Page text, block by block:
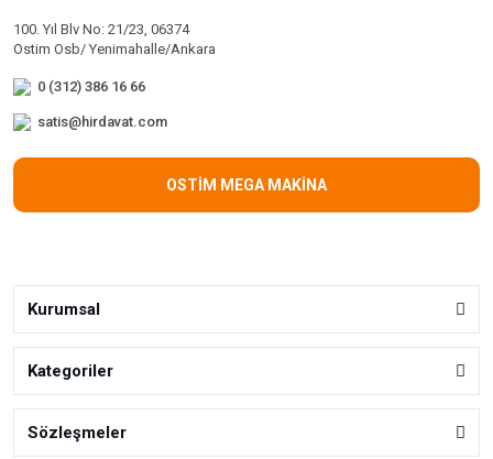
100. Yıl Blv No: 21/23, 06374
Ostim Osb/ Yenimahalle/Ankara
0 (312) 386 16 66
satis@hirdavat.com
OSTİM MEGA MAKİNA
Kurumsal
Kategoriler
Sözleşmeler